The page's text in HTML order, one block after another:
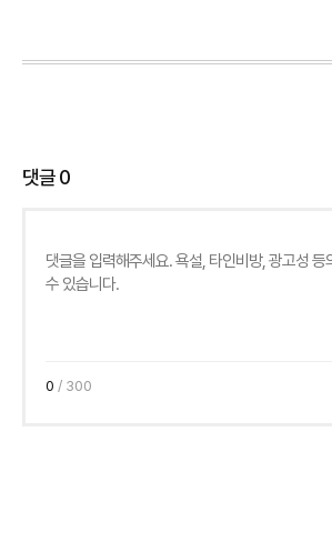
댓글0
0 / 300